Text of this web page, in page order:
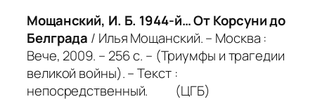
Мощанский, И. Б. 1944-й… От Корсуни до
Белграда / Илья Мощанский. – Москва :
Вече, 2009. – 256 с. – (Триумфы и трагедии
великой войны). – Текст :
непосредственный. (ЦГБ)